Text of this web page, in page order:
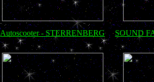
Autoscooter - STERRENBERG SOUND